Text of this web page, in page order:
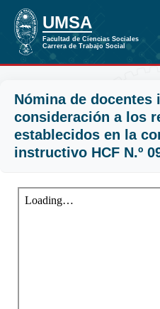
Nómina de docentes
consideración a los
establecidos en la
instructivo HCF N.º